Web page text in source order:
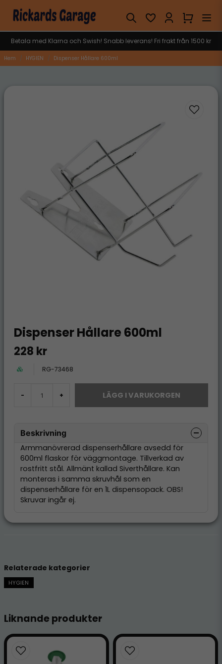
Betala med Klarna och Swish! Snabb leverans! Fri frakt från 1500 kr
Hem HYGIEN Dispenser Hållare 600ml
Dispenser Hållare 600ml
228 kr
RG-73468
- + LÄGG I VARUKORGEN
Beskrivning
Armmanövrerad dispenserhållare avsedd för
600ml flaskor för väggmontage. Tillverkad av
rostfritt stål. Allmänt kallad Siverthållare. Kan
monteras i samma skruvhål som en
dispenserhållare för en 1L dispensopack. OBS!
Skruvar ingår ej.
Liknande produkter
Relaterade kategorier
HYGIEN